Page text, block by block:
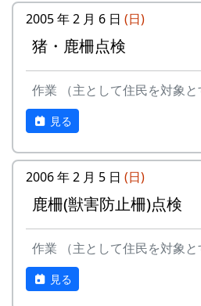
写真はその取っかかりの付近
クリートで舗装された林道が
右側にあるのが害獣防止柵、
の柵の右側が村の中になる。
これは別の場所である。
太い松の木が倒れて、柵を直
が支柱に突き刺さり、支柱は
っていた。
2005 年 2 月 6 日 (日)
猪・鹿柵点検
作業 （主として住民を対象と
見る
2006 年 2 月 5 日 (日)
鹿柵(獣害防止柵)点検
作業 （主として住民を対象と
見る